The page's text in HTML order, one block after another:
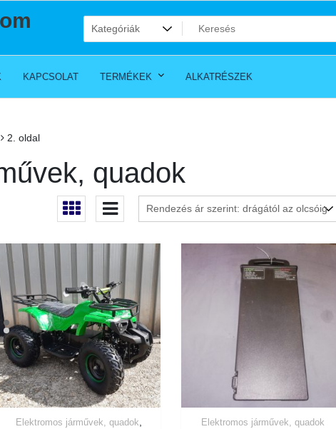
KAPCSOLAT TERMÉKEK ALKATRÉSZEK
2. oldal
quadok
Elektromos járművek, quadok Elektromos járművek, quadok